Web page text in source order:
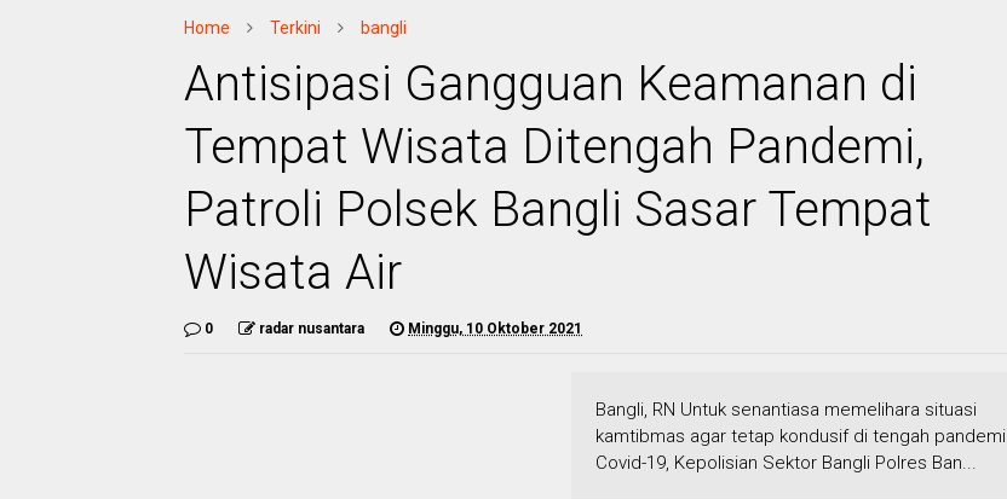
Home Terkini bangli
Antisipasi Gangguan Keamanan di
Tempat Wisata Ditengah Pandemi,
Patroli Polsek Bangli Sasar Tempat
Wisata Air
0 radar nusantara Minggu, 10 Oktober 2021
Bangli, RN Untuk senantiasa memelihara situasi
kamtibmas agar tetap kondusif di tengah pandemi
Covid-19, Kepolisian Sektor Bangli Polres Ban...